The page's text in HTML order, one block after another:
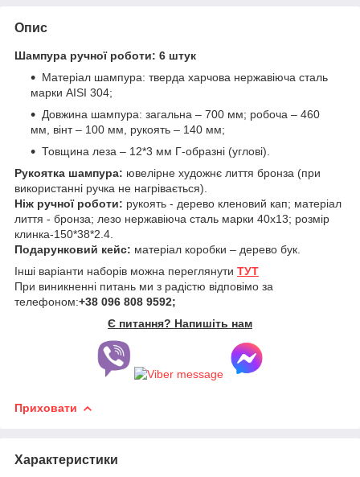
Опис
Шампура ручної роботи: 6 штук
Матеріал шампура: тверда харчова нержавіюча сталь
марки AISI 304;
Довжина шампура: загальна – 700 мм; робоча – 460
мм, вінт – 100 мм, рукоять – 140 мм;
Товщина леза – 12*3 мм Г-образні (углові).
Рукоятка шампура: ювелірне художнє лиття бронза (при
використанні ручка не нагрівається).
Ніж ручної роботи: рукоять - дерево кленовий кап; матеріал
лиття - бронза; лезо нержавіюча сталь марки 40х13; розмір
клинка-150*38*2.4.
Подарунковий кейс: матеріал коробки – дерево бук.
Інші варіанти наборів можна переглянути ТУТ
При виникненні питань ми з радістю відповімо за
телефоном:+38 096 808 9592;
Є питання? Напишіть нам
Приховати
Характеристики